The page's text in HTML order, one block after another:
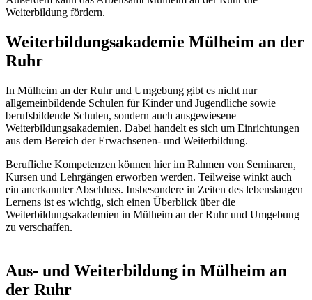
Weiterbildung fördern.
Weiterbildungsakademie Mülheim an der
Ruhr
In Mülheim an der Ruhr und Umgebung gibt es nicht nur
allgemeinbildende Schulen für Kinder und Jugendliche sowie
berufsbildende Schulen, sondern auch ausgewiesene
Weiterbildungsakademien. Dabei handelt es sich um Einrichtungen
aus dem Bereich der Erwachsenen- und Weiterbildung.
Berufliche Kompetenzen können hier im Rahmen von Seminaren,
Kursen und Lehrgängen erworben werden. Teilweise winkt auch
ein anerkannter Abschluss. Insbesondere in Zeiten des lebenslangen
Lernens ist es wichtig, sich einen Überblick über die
Weiterbildungsakademien in Mülheim an der Ruhr und Umgebung
zu verschaffen.
Aus- und Weiterbildung in Mülheim an
der Ruhr